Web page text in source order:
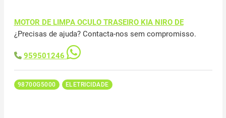
MOTOR DE LIMPA OCULO TRASEIRO KIA NIRO DE
¿Precisas de ajuda? Contacta-nos sem compromisso.
959501246
98700G5000 ELETRICIDADE